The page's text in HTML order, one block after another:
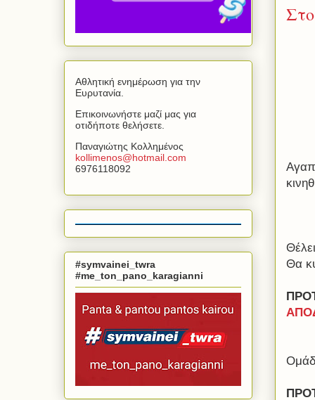
Θα
Αθλητική ενημέρωση για την
Ευρυτανία.
Επικοινωνήστε μαζί μας για
οτιδήποτε θελήσετε.
Παναγιώτης Κολλημένος
kollimenos@hotmail com
6976118092
#symvainei_twra
#me_ton_pano_karagianni